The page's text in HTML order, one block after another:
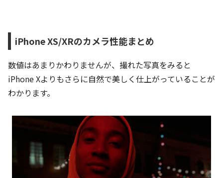
iPhone XS/XRのカメラ性能まとめ
数値はあまりかわりませんが、撮れた写真をみると
iPhone Xよりもさらに自然で美しく仕上がっていることが
わかります。